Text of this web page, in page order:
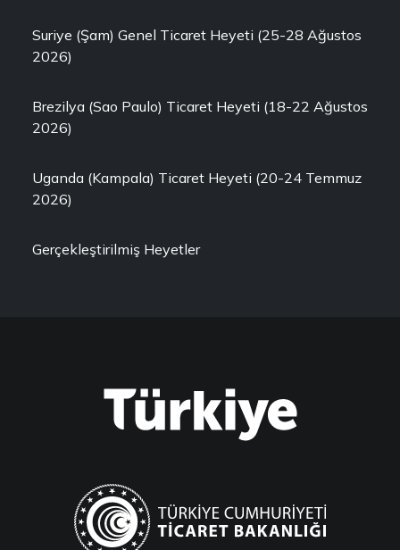
Suriye (Şam) Genel Ticaret Heyeti (25-28 Ağustos
2026)
Brezilya (Sao Paulo) Ticaret Heyeti (18-22 Ağustos
2026)
Uganda (Kampala) Ticaret Heyeti (20-24 Temmuz
2026)
Gerçekleştirilmiş Heyetler